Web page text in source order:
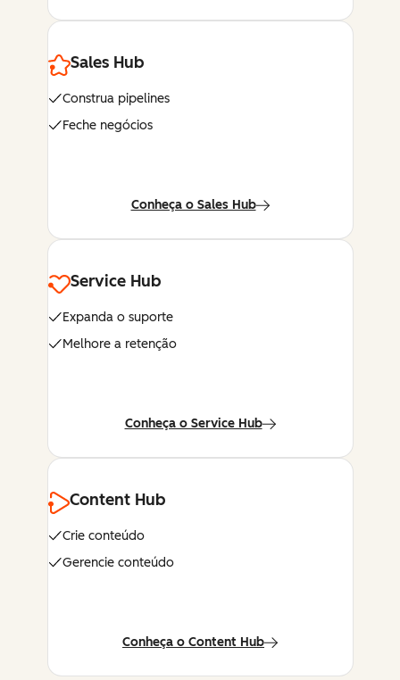
Sales Hub
Construa pipelines
Feche negócios
Conheça o Sales Hub
Service Hub
Expanda o suporte
Melhore a retenção
Conheça o Service Hub
Content Hub
Crie conteúdo
Gerencie conteúdo
Conheça o Content Hub